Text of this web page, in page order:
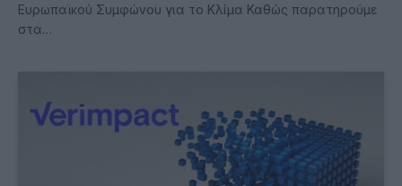
Ευρωπαϊκού Συμφώνου για το Κλίμα Καθώς παρατηρούμε
στα…